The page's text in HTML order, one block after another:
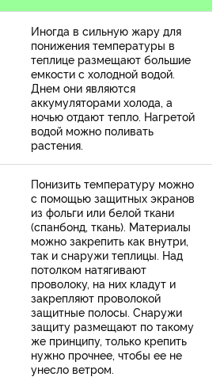
Иногда в сильную жару для
понижения температуры в
теплице размещают большие
емкости с холодной водой.
Днем они являются
аккумуляторами холода, а
ночью отдают тепло. Нагретой
водой можно поливать
растения.
Понизить температуру можно
с помощью защитных экранов
из фольги или белой ткани
(спанбонд, ткань). Материалы
можно закрепить как внутри,
так и снаружи теплицы. Над
потолком натягивают
проволоку, на них кладут и
закрепляют проволокой
защитные полосы. Снаружи
защиту размещают по такому
же принципу, только крепить
нужно прочнее, чтобы ее не
унесло ветром.